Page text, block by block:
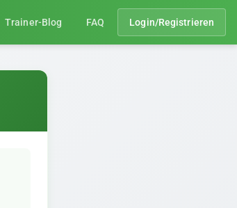
Trainer-Blog FAQ Login/Registrieren